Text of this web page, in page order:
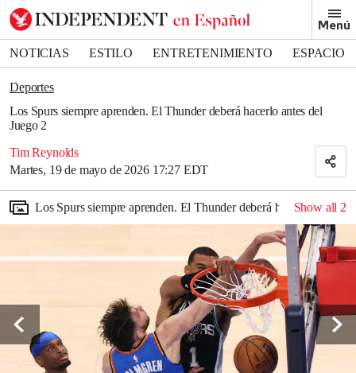
Menú
NOTICIAS ESTILO ENTRETENIMIENTO
ESPACIO
DEPORTES
Deportes
Los Spurs siempre aprenden. El Thunder deberá hacerlo antes del
Juego 2
Tim Reynolds
Martes, 19 de mayo de 2026 17:27 EDT
Bookmark popover
Removed from bookmarks
Close popover
Los Spurs siempre aprenden. El Thunder deberá hacerlo antes
Show all 2